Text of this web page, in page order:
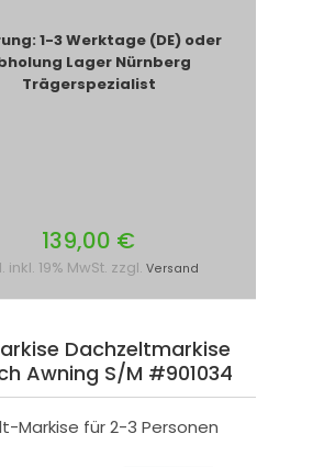
1-3 Werktage (DE) oder
Lager Nürnberg
Trägerspezialist
139,00 €
inkl. 19% MwSt. zzgl. Versand
Dachzeltmarkise
Awning S/M #901034
Markise für 2-3 Personen